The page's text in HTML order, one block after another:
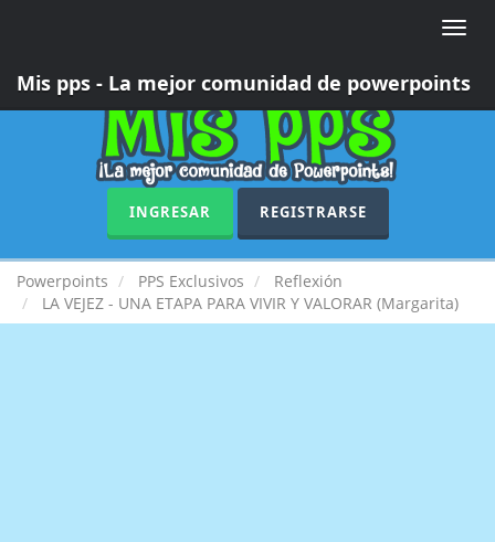
Toggle
Mis pps - La mejor comunidad de powerpoints
INGRESAR REGISTRARSE
Powerpoints PPS Exclusivos
Reflexión
LA VEJEZ - UNA ETAPA PARA VIVIR Y VALORAR (Margarita)